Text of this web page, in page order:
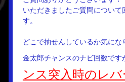
いただきましたご質問について
す。
どこで抽せんしているか気にな
金太郎チャンスのナビ回数です
ンス突入時のレバ